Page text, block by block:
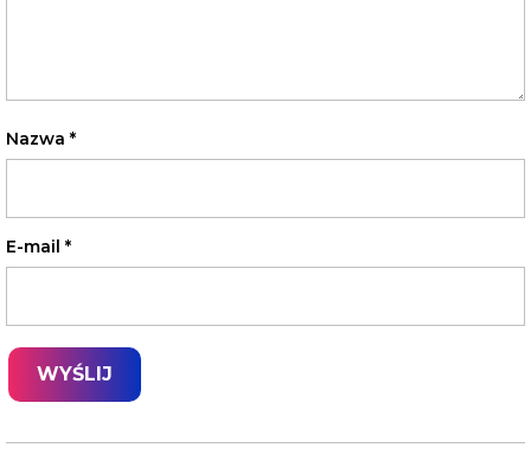
Nazwa *
E-mail *